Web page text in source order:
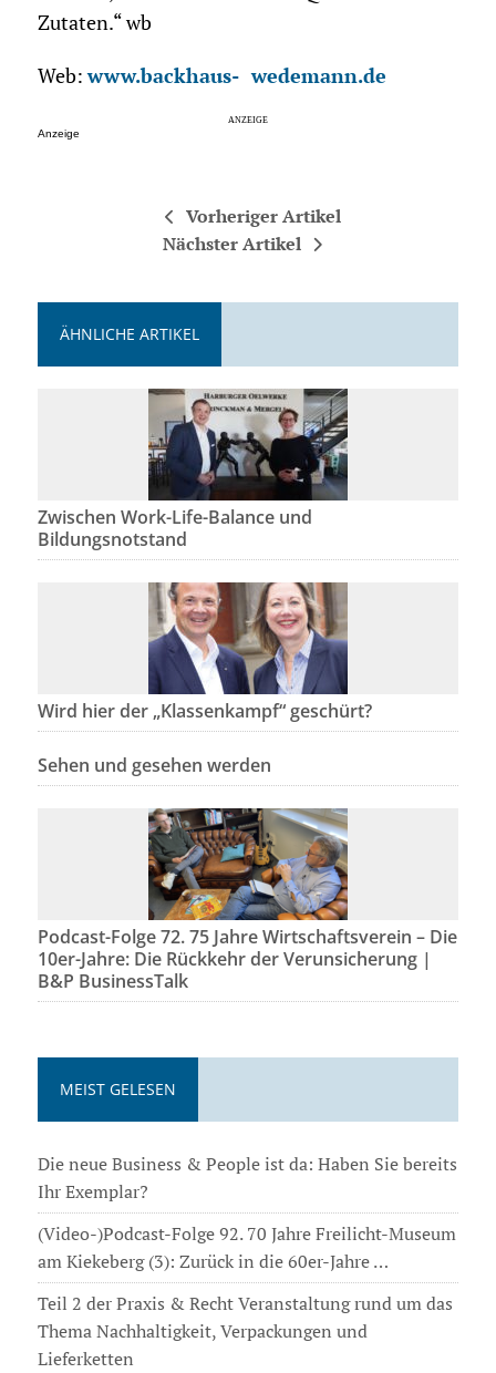
Zutaten.“ wb
Web:www.backhaus- wedemann.de
Anzeige
Vorheriger Artikel
Nächster Artikel
ÄHNLICHE ARTIKEL
Zwischen Work-Life-Balance und
Bildungsnotstand
Wird hier der „Klassenkampf“ geschürt?
Sehen und gesehen werden
Podcast-Folge 72. 75 Jahre Wirtschaftsverein – Die
10er-Jahre: Die Rückkehr der Verunsicherung |
B&P BusinessTalk
MEIST GELESEN
Die neue Business & People ist da: Haben Sie bereits
Ihr Exemplar?
(Video-)Podcast-Folge 92. 70 Jahre Freilicht-Museum
am Kiekeberg (3): Zurück in die 60er-Jahre …
Teil 2 der Praxis & Recht Veranstaltung rund um das
Thema Nachhaltigkeit, Verpackungen und
Lieferketten